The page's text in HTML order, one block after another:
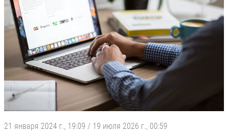
21 января 2024 г., 19:09 / 19 июля 2026 г., 00:59